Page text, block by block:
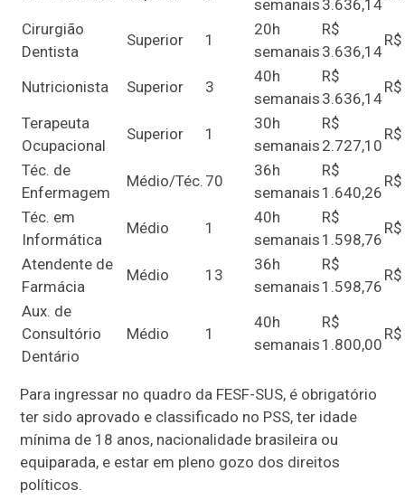
semanais 3.636,14
Cirurgião
Dentista
Superior 1
20h
semanais
R$
3.636,14
Nutricionista Superior 3
40h
semanais
R$
3.636,14
Terapeuta
Ocupacional
Superior 1
30h
semanais
R$
2.727,10
Téc. de
Enfermagem
Médio/Téc. 70
36h
semanais
R$
1.640,26
Téc. em
Informática
Médio 1
40h
semanais
R$
1.598,76
Atendente de
Farmácia
Médio 13
36h
semanais
R$
1.598,76
Aux. de
Consultório
Dentário
Médio 1
40h
semanais
R$
1.800,00
Para ingressar no quadro da FESF-SUS, é obrigatório
ter sido aprovado e classificado no PSS, ter idade
mínima de 18 anos, nacionalidade brasileira ou
equiparada, e estar em pleno gozo dos direitos
políticos.